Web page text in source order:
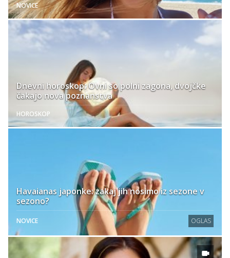
NOVICE
Dnevni horoskop: Ovni so polni zagona, dvojčke
čakajo nova poznanstva
HOROSKOP
Havaianas japonke: zakaj jih nosimo iz sezone v
sezono?
NOVICE OGLAS